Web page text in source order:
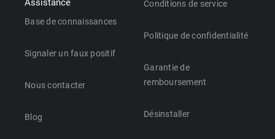
Assistance
Base de connaissances
Signaler un faux positif
Nous contacter
Blog
Conditions de service
Politique de confidentialité
Garantie de
remboursement
Désinstaller